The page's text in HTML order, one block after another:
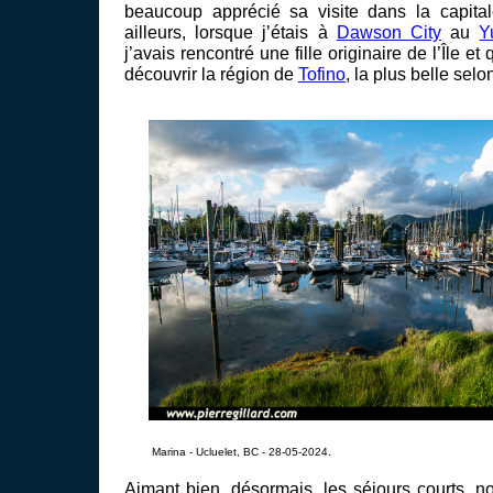
beaucoup apprécié sa visite dans la
ailleurs, lorsque j’étais à Dawson City au
j’avais rencontré une fille originaire de l’Île et
découvrir la région de Tofino, la plus belle
Marina - Ucluelet, BC - 28-05-2024.
Aimant bien, désormais, les séjours courts,